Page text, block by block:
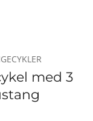
med 3